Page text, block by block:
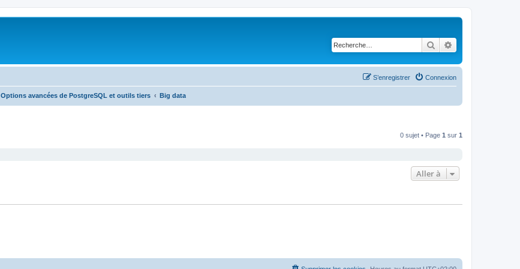
Rechercher
Connexion
S’enregistrer
Options avancées de PostgreSQL et outils tiers Big data
0 sujet • Page 1 sur 1
Aller à